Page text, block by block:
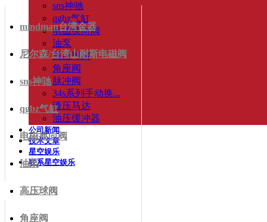
sns神驰
qgbz气缸
电磁换向阀
油泵
高压球阀
角座阀
脉冲阀
34s系列手动换...
液压马达
油压缓冲器
公司新闻
技术文章
星空娱乐
联系星空娱乐
mindman台湾金器
尼尔森/台湾山耐斯电磁阀
sns神驰
qgbz气缸
电磁换向阀
油泵
高压球阀
角座阀